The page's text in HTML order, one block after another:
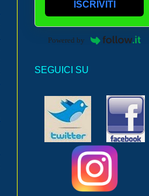
ISCRIVITI
Powered by
SEGUICI SU